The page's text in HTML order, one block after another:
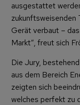
ausgestattet
zukunftsweisenden
Gerät verbaut –
Markt“, freut sich
Die Jury,
aus dem Bereich
zeigten sich
welches perfekt zu